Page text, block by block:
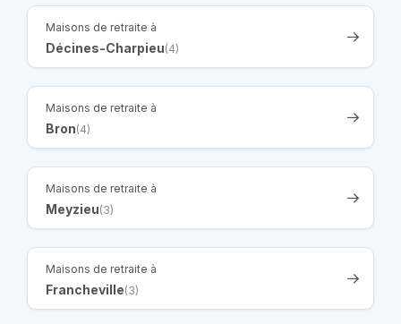
Maisons de retraite à
Décines-Charpieu(4)
Maisons de retraite à
Bron(4)
Maisons de retraite à
Meyzieu(3)
Maisons de retraite à
Francheville(3)